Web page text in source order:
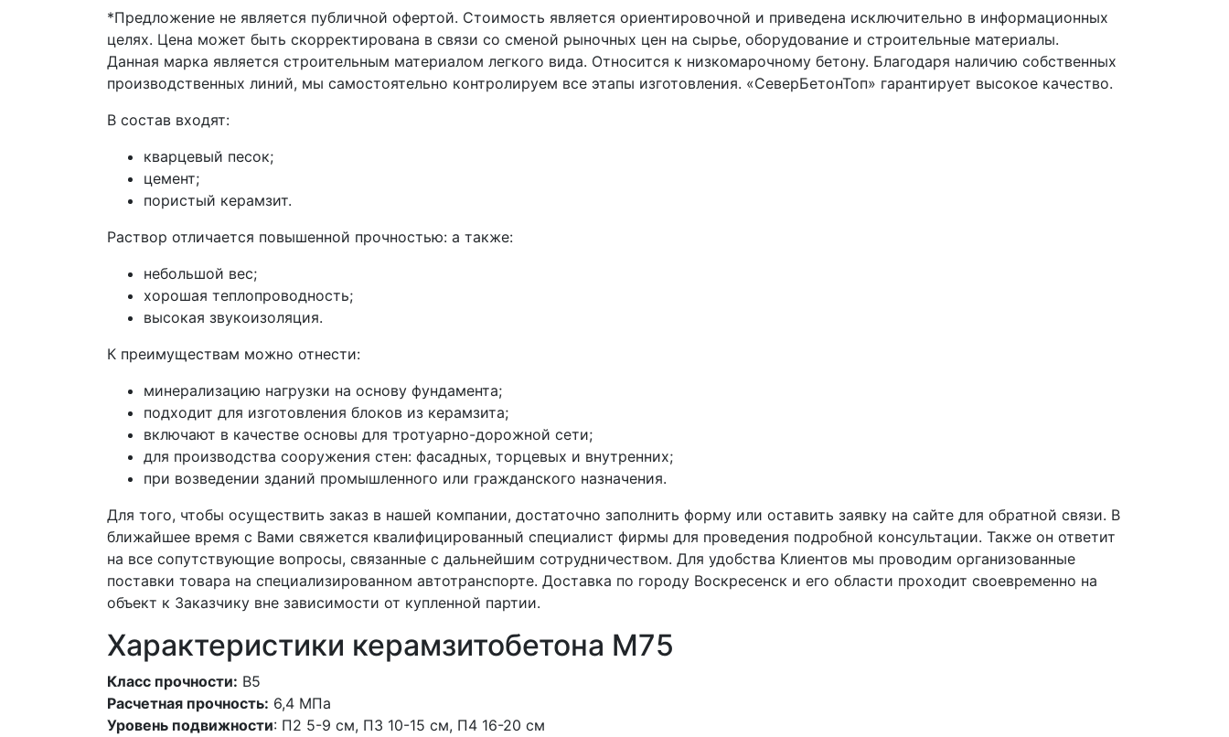
*Предложение не является публичной офертой. Стоимость является ориентировочной и приведена исключительно в информационных
целях. Цена может быть скорректирована в связи со сменой рыночных цен на сырье, оборудование и строительные материалы.
Данная марка является строительным материалом легкого вида. Относится к низкомарочному бетону. Благодаря наличию собственных
производственных линий, мы самостоятельно контролируем все этапы изготовления. «СеверБетонТоп» гарантирует высокое качество.
В состав входят:
кварцевый песок;
цемент;
пористый керамзит.
Раствор отличается повышенной прочностью: а также:
небольшой вес;
хорошая теплопроводность;
высокая звукоизоляция.
К преимуществам можно отнести:
минерализацию нагрузки на основу фундамента;
подходит для изготовления блоков из керамзита;
включают в качестве основы для тротуарно-дорожной сети;
для производства сооружения стен: фасадных, торцевых и внутренних;
при возведении зданий промышленного или гражданского назначения.
Для того, чтобы осуществить заказ в нашей компании, достаточно заполнить форму или оставить заявку на сайте для обратной связи. В
ближайшее время с Вами свяжется квалифицированный специалист фирмы для проведения подробной консультации. Также он ответит
на все сопутствующие вопросы, связанные с дальнейшим сотрудничеством. Для удобства Клиентов мы проводим организованные
поставки товара на специализированном автотранспорте. Доставка по городу Воскресенск и его области проходит своевременно на
объект к Заказчику вне зависимости от купленной партии.
Характеристики керамзитобетона М75
Класс прочности: В5
Расчетная прочность: 6,4 МПа
Уровень подвижности: П2 5-9 см, П3 10-15 см, П4 16-20 см